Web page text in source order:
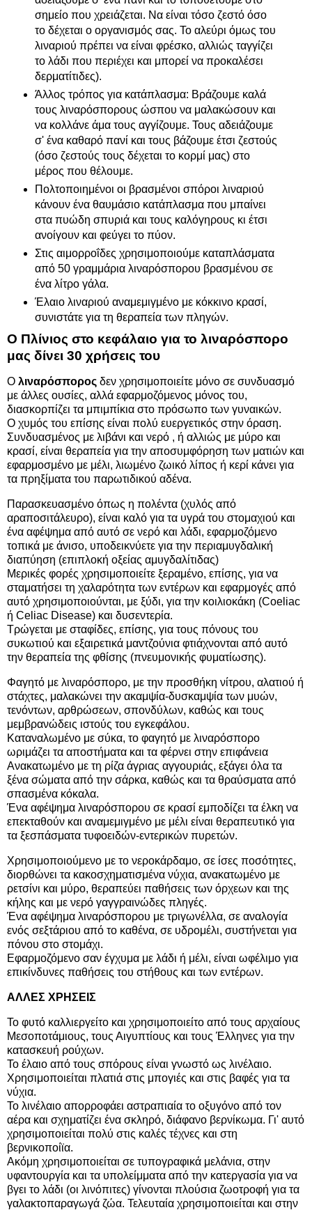
σημείο που χρειάζεται. Να είναι τόσο ζεστό όσο
το δέχεται ο οργανισμός σας. Το αλεύρι όμως του
λιναριού πρέπει να είναι φρέσκο, αλλιώς ταγγίζει
το λάδι που περιέχει και μπορεί να προκαλέσει
δερματίτιδες).
Άλλος τρόπος για κατάπλασμα: Βράζουμε καλά
τους λιναρόσπορους ώσπου να μαλακώσουν και
να κολλάνε άμα τους αγγίζουμε. Τους αδειάζουμε
σ' ένα καθαρό πανί και τους βάζουμε έτσι ζεστούς
(όσο ζεστούς τους δέχεται το κορμί μας) στο
μέρος που θέλουμε.
Πολτοποιημένοι οι βρασμένοι σπόροι λιναριού
κάνουν ένα θαυμάσιο κατάπλασμα που μπαίνει
στα πυώδη σπυριά και τους καλόγηρους κι έτσι
ανοίγουν και φεύγει το πύον.
Στις αιμορροΐδες χρησιμοποιούμε καταπλάσματα
από 50 γραμμάρια λιναρόσπορου βρασμένου σε
ένα λίτρο γάλα.
Έλαιο λιναριού αναμεμιγμένο με κόκκινο κρασί,
συνιστάτε για τη θεραπεία των πληγών.
Ο Πλίνιος στο κεφάλαιο για το λιναρόσπορο
μας δίνει 30 χρήσεις του
Ο λιναρόσπορος δεν χρησιμοποιείτε μόνο σε συνδυασμό
με άλλες ουσίες, αλλά εφαρμοζόμενος μόνος του,
διασκορπίζει τα μπιμπίκια στο πρόσωπο των γυναικών.
Ο χυμός του επίσης είναι πολύ ευεργετικός στην όραση.
Συνδυασμένος με λιβάνι και νερό , ή αλλιώς με μύρο και
κρασί, είναι θεραπεία για την αποσυμφόρηση των ματιών και
εφαρμοσμένο με μέλι, λιωμένο ζωικό λίπος ή κερί κάνει για
τα πρηξίματα του παρωτιδικού αδένα.
Παρασκευασμένο όπως η πολέντα (χυλός από
αραποσιτάλευρο), είναι καλό για τα υγρά του στομαχιού και
ένα αφέψημα από αυτό σε νερό και λάδι, εφαρμοζόμενο
τοπικά με άνισο, υποδεικνύετε για την περιαμυγδαλική
διαπύηση (επιπλοκή οξείας αμυγδαλίτιδας)
Μερικές φορές χρησιμοποιείτε ξεραμένο, επίσης, για να
σταματήσει τη χαλαρότητα των εντέρων και εφαρμογές από
αυτό χρησιμοποιούνται, με ξύδι, για την κοιλιοκάκη (Coeliac
ή Celiac Disease) και δυσεντερία.
Τρώγεται με σταφίδες, επίσης, για τους πόνους του
συκωτιού και εξαιρετικά μαντζούνια φτιάχνονται από αυτό
την θεραπεία της φθίσης (πνευμονικής φυματίωσης).
Φαγητό με λιναρόσπορο, με την προσθήκη νίτρου, αλατιού ή
στάχτες, μαλακώνει την ακαμψία-δυσκαμψία των μυών,
τενόντων, αρθρώσεων, σπονδύλων, καθώς και τους
μεμβρανώδεις ιστούς του εγκεφάλου.
Καταναλωμένο με σύκα, το φαγητό με λιναρόσπορο
ωριμάζει τα αποστήματα και τα φέρνει στην επιφάνεια
Ανακατωμένο με τη ρίζα άγριας αγγουριάς, εξάγει όλα τα
ξένα σώματα από την σάρκα, καθώς και τα θραύσματα από
σπασμένα κόκαλα.
Ένα αφέψημα λιναρόσπορου σε κρασί εμποδίζει τα έλκη να
επεκταθούν και αναμεμιγμένο με μέλι είναι θεραπευτικό για
τα ξεσπάσματα τυφοειδών-εντερικών πυρετών.
Χρησιμοποιούμενο με το νεροκάρδαμο, σε ίσες ποσότητες,
διορθώνει τα κακοσχηματισμένα νύχια, ανακατωμένο με
ρετσίνι και μύρο, θεραπεύει παθήσεις των όρχεων και της
κήλης και με νερό γαγγραινώδες πληγές.
Ένα αφέψημα λιναρόσπορου με τριγωνέλλα, σε αναλογία
ενός σεξτάριου από το καθένα, σε υδρομέλι, συστήνεται για
πόνου στο στομάχι.
Εφαρμοζόμενο σαν έγχυμα με λάδι ή μέλι, είναι ωφέλιμο για
επικίνδυνες παθήσεις του στήθους και των εντέρων.
ΑΛΛΕΣ ΧΡΗΣΕΙΣ
Το φυτό καλλιεργείτο και χρησιμοποιείτο από τους αρχαίους
Μεσοποτάμιους, τους Αιγυπτίους και τους Έλληνες για την
κατασκευή ρούχων.
Το έλαιο από τους σπόρους είναι γνωστό ως λινέλαιο.
Χρησιμοποιείται πλατιά στις μπογιές και στις βαφές για τα
νύχια.
Το λινέλαιο απορροφάει αστραπιαία το οξυγόνο από τον
αέρα και σχηματίζει ένα σκληρό, διάφανο βερνίκωμα. Γι' αυτό
χρησιμοποιείται πολύ στις καλές τέχνες και στη
βερνικοποίϊα.
Ακόμη χρησιμοποιείται σε τυπογραφικά μελάνια, στην
υφαντουργία και τα υπολείμματα από την κατεργασία για να
βγει το λάδι (οι λινόπιτες) γίνονται πλούσια ζωοτροφή για τα
γαλακτοπαραγωγά ζώα. Τελευταία χρησιμοποιείται και στην